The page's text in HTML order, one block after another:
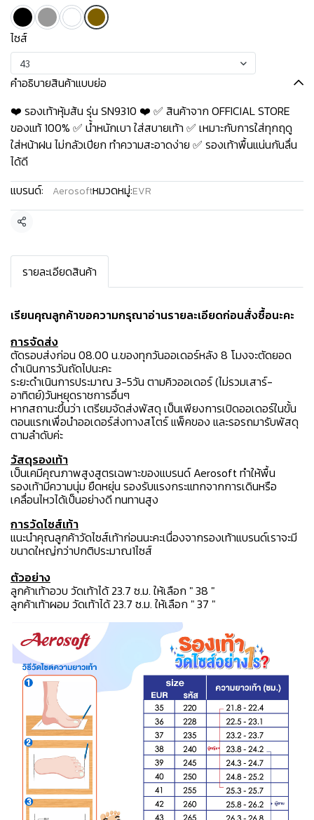
ไซส์
43
คำอธิบายสินค้าแบบย่อ
❤️ รองเท้าหุ้มส้น รุ่น SN9310 ❤️ ✅ สินค้าจาก OFFICIAL STORE
ของแท้ 100% ✅ น้ำหนักเบา ใส่สบายเท้า ✅ เหมาะกับการใส่ทุกฤดู
ใส่หน้าฝน ไม่กลัวเปียก ทำความสะอาดง่าย ✅ รองเท้าพื้นแน่นกันลื่น
ได้ดี
แบรนด์:
Aerosoftหมวดหมู่:EVR
แชร์
รายละเอียดสินค้า
เรียนคุณลูกค้าขอความกรุณาอ่านรายละเอียดก่อนสั่งซื้อนะคะ️
การจัดส่ง
ตัดรอบส่งก่อน 08.00 น.ของทุกวันออเดอร์หลัง 8 โมงจะตัดยอด
ดำเนินการวันถัดไปนะคะ
ระยะดำเนินการประมาณ 3-5วัน ตามคิวออเดอร์ (ไม่รวมเสาร์-
อาทิตย์)วันหยุดราชการอื่นๆ
หากสถานะขึ้นว่า เตรียมจัดส่งพัสดุ เป็นเพียงการเปิดออเดอร์ในขั้น
ตอนแรกเพื่อนำออเดอร์ส่งทางสโตร์ แพ็คของ และรอรถมารับพัสดุ
ตามลำดับค่ะ
วัสดุรองเท้า
เป็นเคมีคุณภาพสูงสูตรเฉพาะของแบรนด์ Aerosoft ทำให้พื้น
รองเท้ามีความนุ่ม ยืดหยุ่น รองรับแรงกระแทกจากการเดินหรือ
เคลื่อนไหวได้เป็นอย่างดี ทนทานสูง
การวัดไซส์เท้า
แนะนำคุณลูกค้าวัดไซส์เท้าก่อนนะคะเนื่องจากรองเท้าแบรนด์เราจะมี
ขนาดใหญ่กว่าปกติประมาณ1ไซส์
ตัวอย่าง
ลูกค้าเท้าอวบ วัดเท้าได้ 23.7 ซ.ม. ให้เลือก " 38 "
ลูกค้าเท้าผอม วัดเท้าได้ 23.7 ซ.ม. ให้เลือก " 37 "